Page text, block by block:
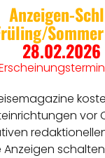
Anzeigen-
vor